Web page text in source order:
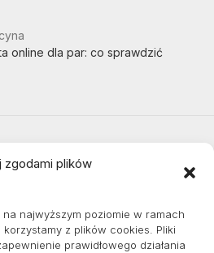
zgodami plików
najwyższym poziomie w ramach
z plików cookies. Pliki
prawidłowego działania
online dla par: co sprawdzić